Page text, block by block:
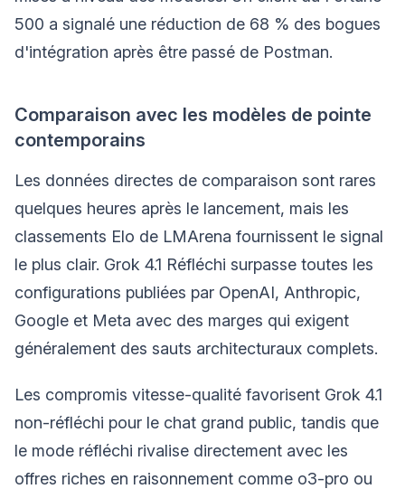
500 a signalé une réduction de 68 % des bogues
d'intégration après être passé de Postman.
Comparaison avec les modèles de pointe
contemporains
Les données directes de comparaison sont rares
quelques heures après le lancement, mais les
classements Elo de LMArena fournissent le signal
le plus clair. Grok 4.1 Réfléchi surpasse toutes les
configurations publiées par OpenAI, Anthropic,
Google et Meta avec des marges qui exigent
généralement des sauts architecturaux complets.
Les compromis vitesse-qualité favorisent Grok 4.1
non-réfléchi pour le chat grand public, tandis que
le mode réfléchi rivalise directement avec les
offres riches en raisonnement comme o3-pro ou